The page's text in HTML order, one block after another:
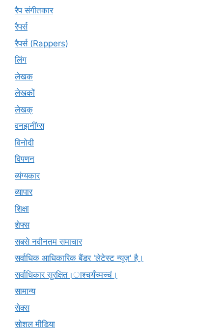
रैप संगीतकार
रैपर्स
रैपर्स (Rappers)
लिंग
लेखक
लेखकों
लेखक्
वनझनींग्स
विनोदी
विपणन
व्यंग्यकार
व्यापार
शिक्षा
शेफ्स
सबसे नवीनतम समाचार
सर्वाधिक आधिकारिक बैंडर 'लेटेस्ट न्यूज़' है।
सर्वाधिकार सुरक्षित।ाश्चर्यंच्मच्चं।
सामान्य
सेक्स
सोशल मीडिया